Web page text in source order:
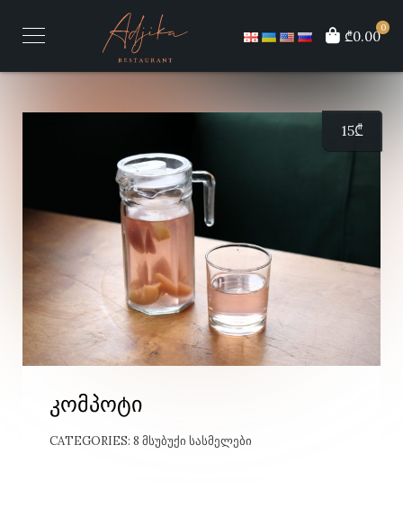
0
₾0.00
კომპოტი
CATEGORIES: 8 ᲛᲡᲣᲑᲣᲥᲘ ᲡᲐᲡᲛᲔᲚᲔᲑᲘ
15₾